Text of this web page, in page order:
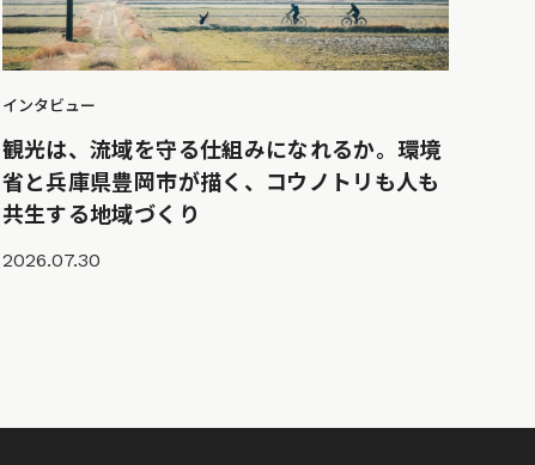
インタビュー
観光は、流域を守る仕組みになれるか。環境
省と兵庫県豊岡市が描く、コウノトリも人も
共生する地域づくり
2026.07.30